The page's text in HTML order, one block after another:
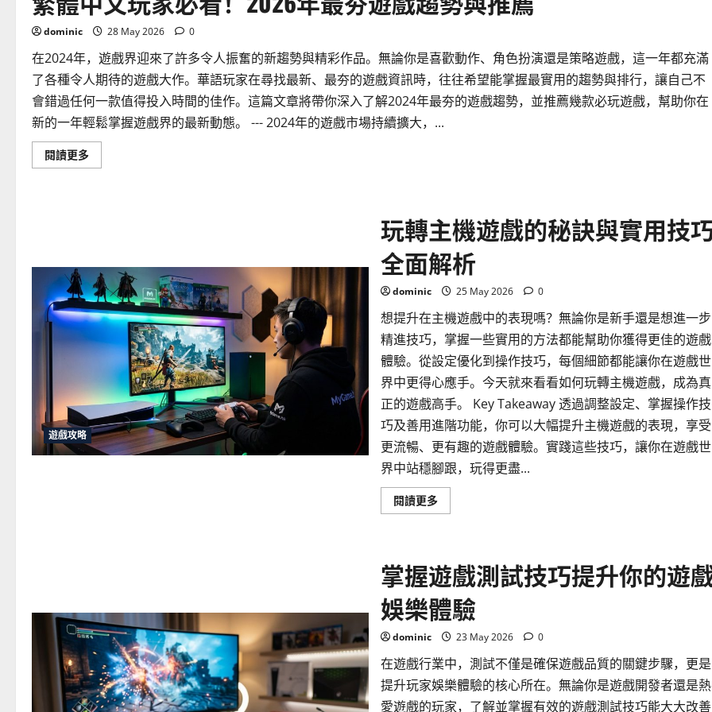
技
巧
提
升
遊
玩
表
現
dominic 28 May 2026 0
在2024年，遊戲界迎來了許多令人振奮的新趨勢與精彩作品。無論你是喜歡動作、角色扮演還是策略遊戲，這一年都充滿
了各種令人期待的遊戲大作。華語玩家在尋找最新、最夯的遊戲資訊時，往往希望能掌握最實用的趨勢與排行，讓自己不
會錯過任何一款值得投入時間的佳作。這篇文章將帶你深入了解2024年最夯的遊戲趨勢，並推薦幾款必玩遊戲，幫助你在
新的一年輕鬆掌握遊戲界的最新動態。 --- 2024年的遊戲市場持續擴大，...
閱讀更多Read
more
看！
2026
年
最
夯
遊
戲
趨
勢
薦
遊戲攻略
玩轉主機遊戲的秘訣與實用技
全面解析
dominic 25 May 2026 0
想提升在主機遊戲中的表現嗎？無論你是新手還是想進一步
精進技巧，掌握一些實用的方法都能幫助你獲得更佳的遊戲
體驗。從設定優化到操作技巧，每個細節都能讓你在遊戲世
界中更得心應手。今天就來看看如何玩轉主機遊戲，成為真
正的遊戲高手。 Key Takeaway 透過調整設定、掌握操作技
巧及善用進階功能，你可以大幅提升主機遊戲的表現，享受
更流暢、更有趣的遊戲體驗。實踐這些技巧，讓你在遊戲世
界中站穩腳跟，玩得更盡...
閱讀更多Read
more
機
遊
戲
的
秘
訣
與
實
用
技
巧
全
面
掌握遊戲測試技巧提升你的遊
娛樂體驗
dominic 23 May 2026 0
在遊戲行業中，測試不僅是確保遊戲品質的關鍵步驟，更是
提升玩家娛樂體驗的核心所在。無論你是遊戲開發者還是熱
愛遊戲的玩家，了解並掌握有效的遊戲測試技巧能大大改善